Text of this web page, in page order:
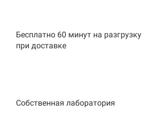
Бесплатно 60 минут на разгрузку
при доставке
Собственная лаборатория